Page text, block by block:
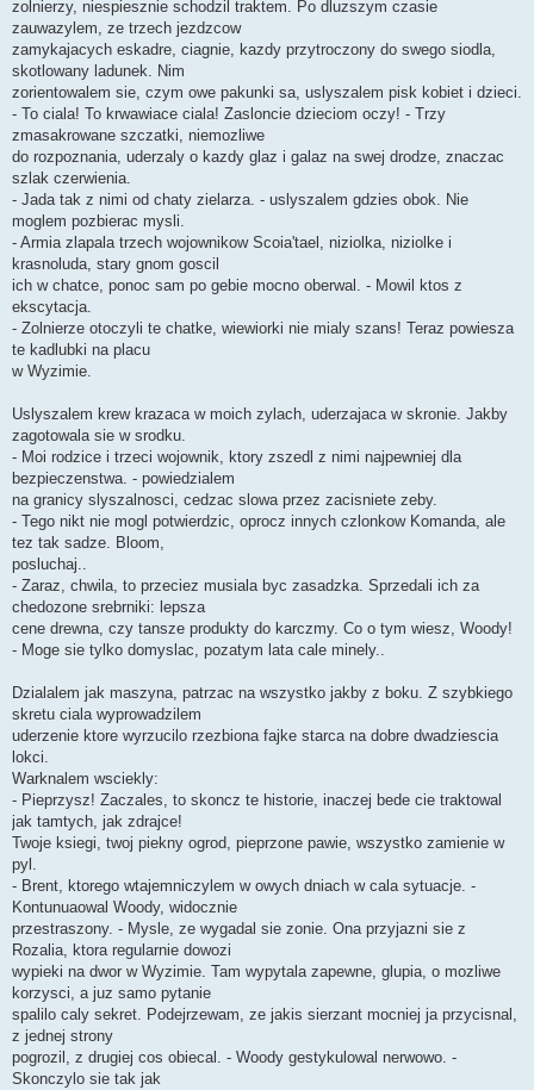
zolnierzy, niespiesznie schodzil traktem. Po dluzszym czasie
zauwazylem, ze trzech jezdzcow
zamykajacych eskadre, ciagnie, kazdy przytroczony do swego siodla,
skotlowany ladunek. Nim
zorientowalem sie, czym owe pakunki sa, uslyszalem pisk kobiet i dzieci.
- To ciala! To krwawiace ciala! Zasloncie dzieciom oczy! - Trzy
zmasakrowane szczatki, niemozliwe
do rozpoznania, uderzaly o kazdy glaz i galaz na swej drodze, znaczac
szlak czerwienia.
- Jada tak z nimi od chaty zielarza. - uslyszalem gdzies obok. Nie
moglem pozbierac mysli.
- Armia zlapala trzech wojownikow Scoia'tael, niziolka, niziolke i
krasnoluda, stary gnom goscil
ich w chatce, ponoc sam po gebie mocno oberwal. - Mowil ktos z
ekscytacja.
- Zolnierze otoczyli te chatke, wiewiorki nie mialy szans! Teraz powiesza
te kadlubki na placu
w Wyzimie.
Uslyszalem krew krazaca w moich zylach, uderzajaca w skronie. Jakby
zagotowala sie w srodku.
- Moi rodzice i trzeci wojownik, ktory zszedl z nimi najpewniej dla
bezpieczenstwa. - powiedzialem
na granicy slyszalnosci, cedzac slowa przez zacisniete zeby.
- Tego nikt nie mogl potwierdzic, oprocz innych czlonkow Komanda, ale
tez tak sadze. Bloom,
posluchaj..
- Zaraz, chwila, to przeciez musiala byc zasadzka. Sprzedali ich za
chedozone srebrniki: lepsza
cene drewna, czy tansze produkty do karczmy. Co o tym wiesz, Woody!
- Moge sie tylko domyslac, pozatym lata cale minely..
Dzialalem jak maszyna, patrzac na wszystko jakby z boku. Z szybkiego
skretu ciala wyprowadzilem
uderzenie ktore wyrzucilo rzezbiona fajke starca na dobre dwadziescia
lokci.
Warknalem wsciekly:
- Pieprzysz! Zaczales, to skoncz te historie, inaczej bede cie traktowal
jak tamtych, jak zdrajce!
Twoje ksiegi, twoj piekny ogrod, pieprzone pawie, wszystko zamienie w
pyl.
- Brent, ktorego wtajemniczylem w owych dniach w cala sytuacje. -
Kontunuaowal Woody, widocznie
przestraszony. - Mysle, ze wygadal sie zonie. Ona przyjazni sie z
Rozalia, ktora regularnie dowozi
wypieki na dwor w Wyzimie. Tam wypytala zapewne, glupia, o mozliwe
korzysci, a juz samo pytanie
spalilo caly sekret. Podejrzewam, ze jakis sierzant mocniej ja przycisnal,
z jednej strony
pogrozil, z drugiej cos obiecal. - Woody gestykulowal nerwowo. -
Skonczylo sie tak jak